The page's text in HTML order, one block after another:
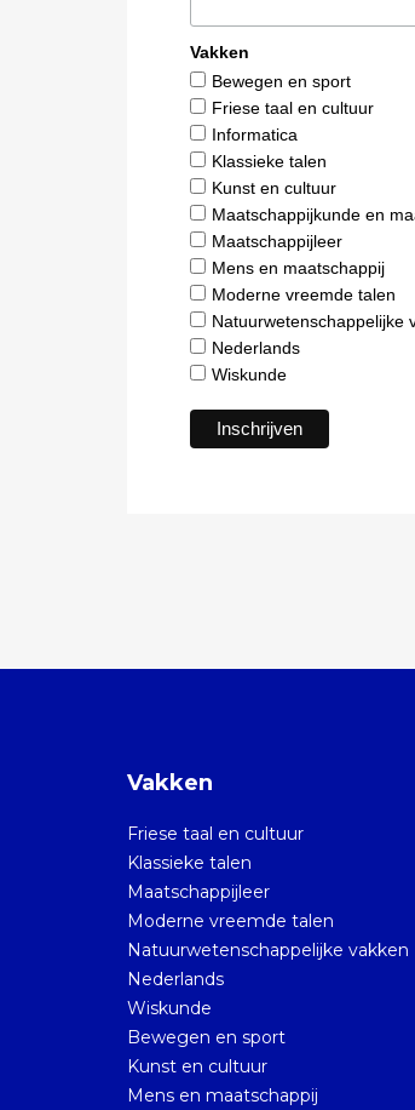
Vakken
Bewegen en sport
Friese taal en cultuur
Informatica
Klassieke talen
Kunst en cultuur
Maatschappijkunde en
Maatschappijleer
Mens en maatschappij
Moderne vreemde talen
Natuurwetenschappelijke
Nederlands
Wiskunde
Vakken
Friese taal en cultuur
Klassieke talen
Maatschappijleer
Moderne vreemde talen
Natuurwetenschappelijke vakken
Nederlands
Wiskunde
Bewegen en sport
Kunst en cultuur
Mens en maatschappij